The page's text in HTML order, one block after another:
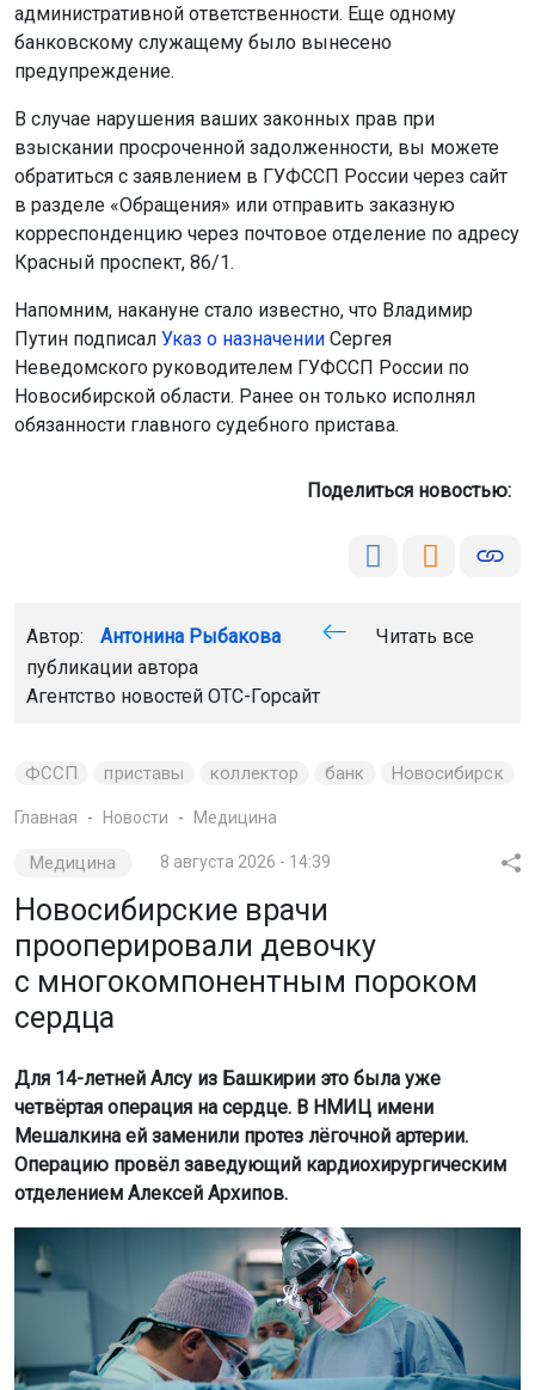
административной ответственности. Еще одному
банковскому служащему было вынесено
предупреждение.
В случае нарушения ваших законных прав при
взыскании просроченной задолженности, вы можете
обратиться с заявлением в ГУФССП России через сайт
в разделе «Обращения» или отправить заказную
корреспонденцию через почтовое отделение по адресу
Красный проспект, 86/1.
Напомним, накануне стало известно, что Владимир
Путин подписал Указ о назначении Сергея
Неведомского руководителем ГУФССП России по
Новосибирской области. Ранее он только исполнял
обязанности главного судебного пристава.
Поделиться новостью:
Автор: Антонина Рыбакова
Читать все
публикации автора
Агентство новостей ОТС-Горсайт
ФССП приставы коллектор банк Новосибирск
Главная Новости Медицина
Медицина 8 августа 2026 - 14:39
Новосибирские врачи
прооперировали девочку
с многокомпонентным пороком
сердца
Для 14-летней Алсу из Башкирии это была уже
четвёртая операция на сердце. В НМИЦ имени
Мешалкина ей заменили протез лёгочной артерии.
Операцию провёл заведующий кардиохирургическим
отделением Алексей Архипов.